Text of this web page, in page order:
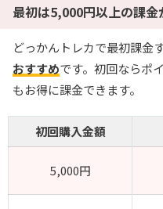
最初は5,000円以上の課金
どっかんトレカで最初課金
おすすめです。初回ならポ
もお得に課金できます。
初回購入金額
5,000円